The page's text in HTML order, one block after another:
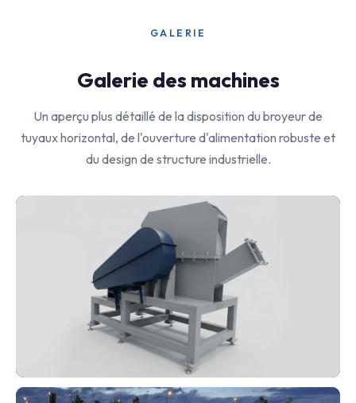
GALERIE
Galerie des machines
Un aperçu plus détaillé de la disposition du broyeur de
tuyaux horizontal, de l'ouverture d'alimentation robuste et
du design de structure industrielle.